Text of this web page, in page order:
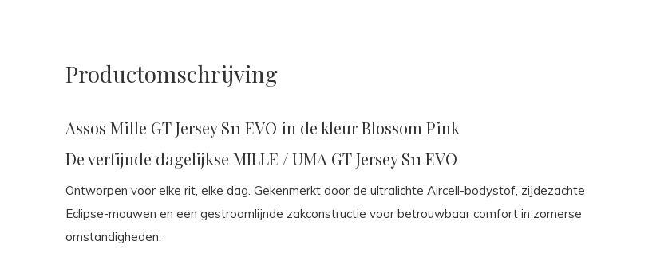
Productomschrijving
Assos Mille GT Jersey S11 EVO in de kleur Blossom Pink
De verfijnde dagelijkse MILLE / UMA GT Jersey S11 EVO
Ontworpen voor elke rit, elke dag. Gekenmerkt door de ultralichte Aircell-bodystof, zijdezachte
Eclipse-mouwen en een gestroomlijnde zakconstructie voor betrouwbaar comfort in zomerse
omstandigheden.